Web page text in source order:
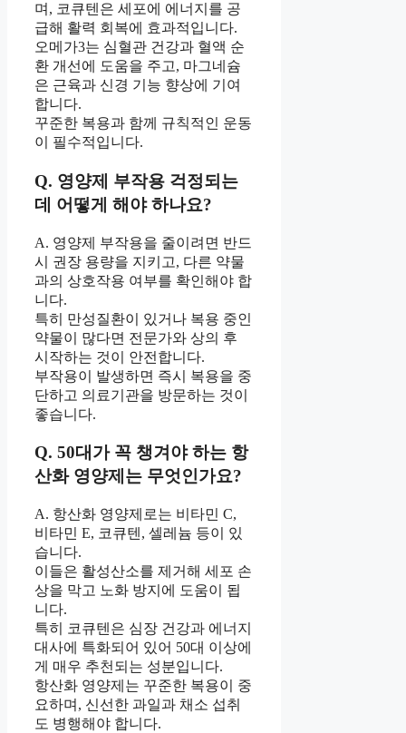
며, 코큐텐은 세포에 에너지를 공
급해 활력 회복에 효과적입니다.
오메가3는 심혈관 건강과 혈액 순
환 개선에 도움을 주고, 마그네슘
은 근육과 신경 기능 향상에 기여
합니다.
꾸준한 복용과 함께 규칙적인 운동
이 필수적입니다.
Q. 영양제 부작용 걱정되는
데 어떻게 해야 하나요?
A. 영양제 부작용을 줄이려면 반드
시 권장 용량을 지키고, 다른 약물
과의 상호작용 여부를 확인해야 합
니다.
특히 만성질환이 있거나 복용 중인
약물이 많다면 전문가와 상의 후
시작하는 것이 안전합니다.
부작용이 발생하면 즉시 복용을 중
단하고 의료기관을 방문하는 것이
좋습니다.
Q. 50대가 꼭 챙겨야 하는 항
산화 영양제는 무엇인가요?
A. 항산화 영양제로는 비타민 C,
비타민 E, 코큐텐, 셀레늄 등이 있
습니다.
이들은 활성산소를 제거해 세포 손
상을 막고 노화 방지에 도움이 됩
니다.
특히 코큐텐은 심장 건강과 에너지
대사에 특화되어 있어 50대 이상에
게 매우 추천되는 성분입니다.
항산화 영양제는 꾸준한 복용이 중
요하며, 신선한 과일과 채소 섭취
도 병행해야 합니다.